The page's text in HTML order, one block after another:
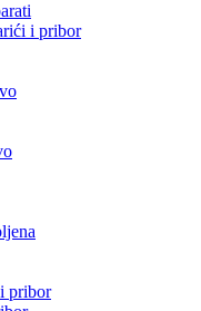
i pribor
pribor